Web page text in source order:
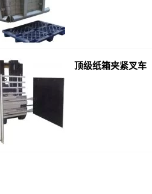
顶级纸箱夹紧叉车